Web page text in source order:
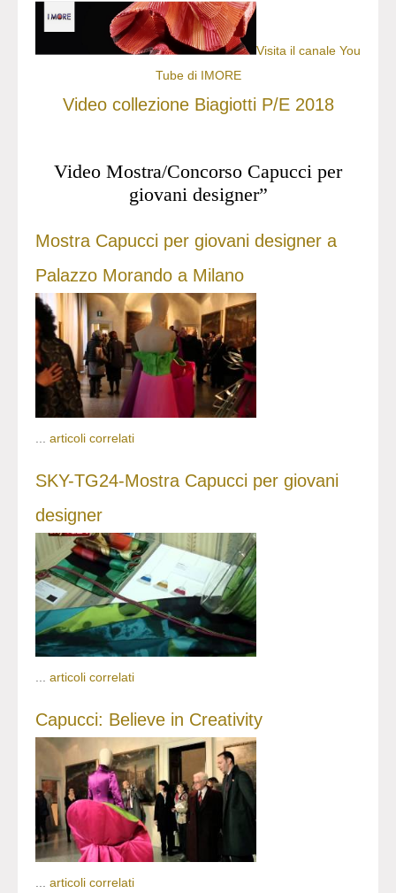
Visita il canale You
Tube di IMORE
Video collezione Biagiotti P/E 2018
Video Mostra/Concorso Capucci per
giovani designer”
Mostra Capucci per giovani designer a
Palazzo Morando a Milano
articoli correlati
SKY-TG24-Mostra Capucci per giovani
designer
... articoli correlati
Capucci: Believe in Creativity
articoli correlati